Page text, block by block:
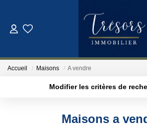
Accueil Maisons A vendre
Modifier les critères de
Maisons a